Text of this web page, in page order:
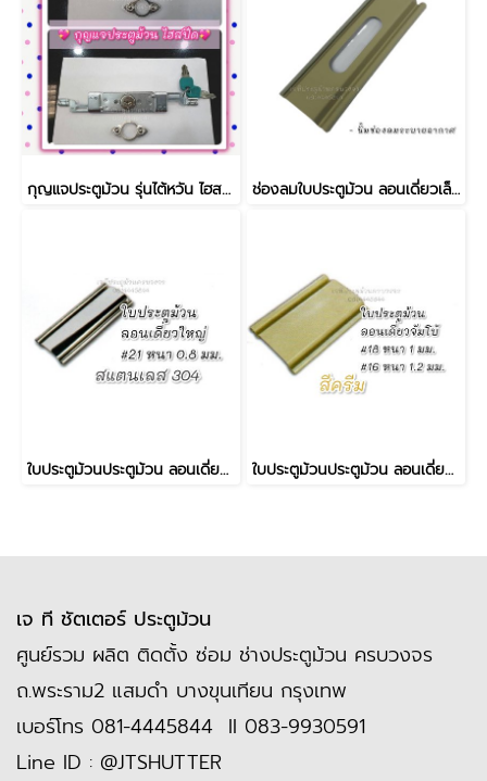
กุญแจประตูม้วน รุ่นไต้หวัน ไฮสปีด ช่องลมใบประตูม้วน ลอนเดี่ยวเล็ก #23 สีครีม
ใบประตูม้วนประตูม้วน ลอนเดี่ยวใหญ่ #21 สแตนเลส ใบประตูม้วนประตูม้วน ลอนเดี่ยวจัมโบ้ #18 #16 สีครีม
เจ ที ชัตเตอร์ ประตูม้วน
ศูนย์รวม ผลิต ติดตั้ง ซ่อม ช่างประตูม้วน ครบวงจร
ถ.พระราม2 แสมดำ บางขุนเทียน กรุงเทพ
เบอร์โทร 081-4445844 II 083-9930591
Line ID : @JTSHUTTER